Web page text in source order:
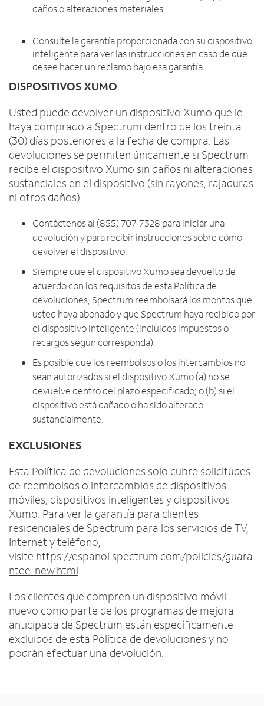
daños o alteraciones materiales.
Consulte la garantía proporcionada con su dispositivo
inteligente para ver las instrucciones en caso de que
desee hacer un reclamo bajo esa garantía.
DISPOSITIVOS XUMO
Usted puede devolver un dispositivo Xumo que le
haya comprado a Spectrum dentro de los treinta
(30) días posteriores a la fecha de compra. Las
devoluciones se permiten únicamente si Spectrum
recibe el dispositivo Xumo sin daños ni alteraciones
sustanciales en el dispositivo (sin rayones, rajaduras
ni otros daños).
Contáctenos al (855) 707-7328 para iniciar una
devolución y para recibir instrucciones sobre cómo
devolver el dispositivo.
Siempre que el dispositivo Xumo sea devuelto de
acuerdo con los requisitos de esta Política de
devoluciones, Spectrum reembolsará los montos que
usted haya abonado y que Spectrum haya recibido por
el dispositivo inteligente (incluidos impuestos o
recargos según corresponda).
Es posible que los reembolsos o los intercambios no
sean autorizados si el dispositivo Xumo (a) no se
devuelve dentro del plazo especificado; o (b) si el
dispositivo está dañado o ha sido alterado
sustancialmente.
EXCLUSIONES
Esta Política de devoluciones solo cubre solicitudes
de reembolsos o intercambios de dispositivos
móviles, dispositivos inteligentes y dispositivos
Xumo. Para ver la garantía para clientes
residenciales de Spectrum para los servicios de TV,
Internet y teléfono,
visite https://espanol.spectrum.com/policies/guara
ntee-new.html.
Los clientes que compren un dispositivo móvil
nuevo como parte de los programas de mejora
anticipada de Spectrum están específicamente
excluidos de esta Política de devoluciones y no
podrán efectuar una devolución.